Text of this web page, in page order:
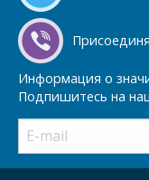
Информация о
Подпишитесь на